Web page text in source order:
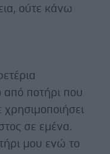
ούτε κάνω
ποτήρι που
χρησιμοποιήσει
σε εμένα.
μου ενώ το